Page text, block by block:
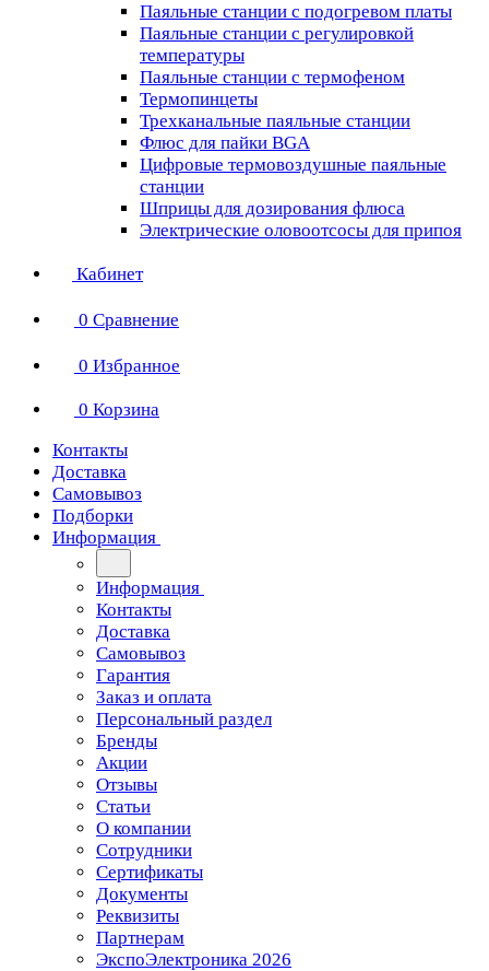
Паяльные станции с подогревом платы
Паяльные станции с регулировкой
температуры
Паяльные станции с термофеном
Термопинцеты
Трехканальные паяльные станции
Флюс для пайки BGA
Цифровые термовоздушные паяльные
станции
Шприцы для дозирования флюса
Электрические оловоотсосы для припоя
Кабинет
0 Сравнение
0 Избранное
0 Корзина
Контакты
Доставка
Самовывоз
Подборки
Информация
Информация
Контакты
Доставка
Самовывоз
Гарантия
Заказ и оплата
Персональный раздел
Бренды
Акции
Отзывы
Статьи
О компании
Сотрудники
Сертификаты
Документы
Реквизиты
Партнерам
ЭкспоЭлектроника 2026